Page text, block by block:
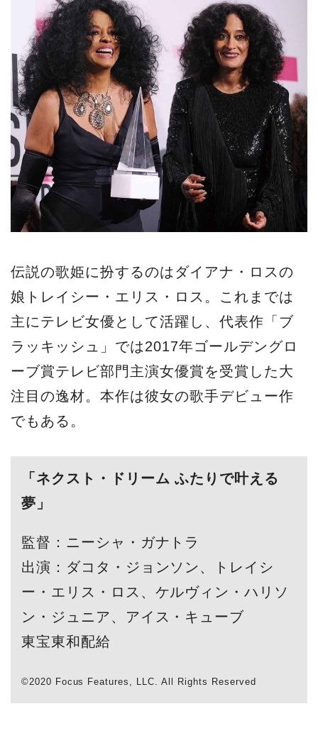
伝説の歌姫に扮するのはダイアナ・ロスの
娘トレイシー・エリス・ロス。これまでは
主にテレビ女優として活躍し、代表作「ブ
ラッキッシュ」では2017年ゴールデングロ
ーブ賞テレビ部門主演女優賞を受賞した大
注目の逸材。本作は彼女の歌手デビュー作
でもある。
「ネクスト・ドリーム ふたりで叶える
夢」
監督：ニーシャ・ガナトラ
出演：ダコタ・ジョンソン、トレイシ
ー・エリス・ロス、ケルヴィン・ハリソ
ン・ジュニア、アイス・キューブ
東宝東和配給
©2020 Focus Features, LLC. All Rights Reserved